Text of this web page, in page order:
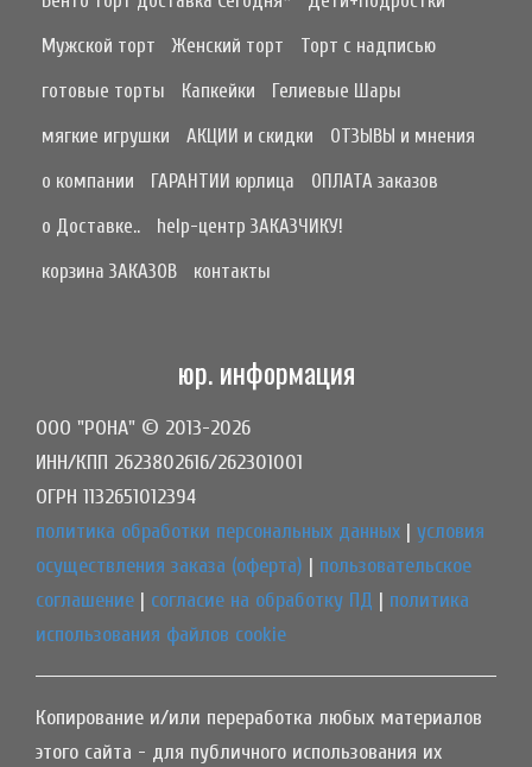
Мужской торт
Женский торт
Торт с надписью
готовые торты
Капкейки
Гелиевые Шары
мягкие игрушки
АКЦИИ и скидки
ОТЗЫВЫ и мнения
о компании
ГАРАНТИИ юрлица
ОПЛАТА заказов
о Доставке..
help-центр ЗАКАЗЧИКУ!
корзина ЗАКАЗОВ
контакты
юр. информация
ООО "РОНА" © 2013-2026
ИНН/КПП 2623802616/262301001
ОГРН 1132651012394
политика обработки персональных данных | условия
осуществления заказа (оферта) | пользовательское
соглашение | согласие на обработку ПД | политика
использования файлов cookie
Копирование и/или переработка любых материалов
этого сайта - для публичного использования их